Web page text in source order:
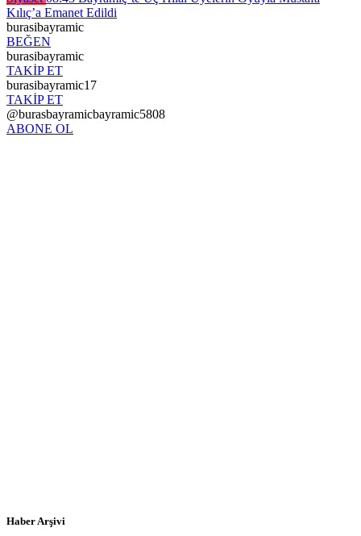
Kılıç’a Emanet Edildi
burasibayramic
BEĞEN
burasibayramic
TAKİP ET
burasibayramic17
TAKİP ET
@burasbayramicbayramic5808
ABONE OL
Haber Arşivi